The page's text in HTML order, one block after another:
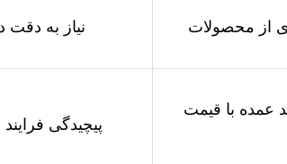
از محصولات نیاز به دقت
عمده با قیمت
پیچیدگی